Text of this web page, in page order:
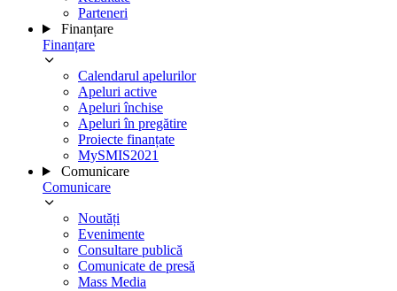
Parteneri
Finanțare
Finanțare
Calendarul apelurilor
Apeluri active
Apeluri închise
Apeluri în pregătire
Proiecte finanțate
MySMIS2021
Comunicare
Comunicare
Noutăți
Evenimente
Consultare publică
Comunicate de presă
Mass Media